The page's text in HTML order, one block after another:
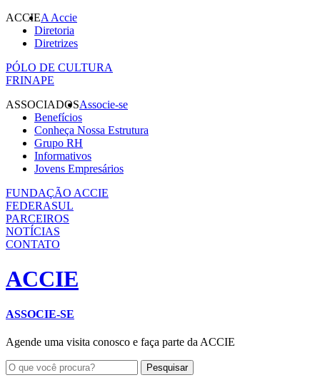
ACCIEA Accie
Diretoria
Diretrizes
PÓLO DE CULTURA
FRINAPE
ASSOCIADOSAssocie-se
Benefícios
Conheça Nossa Estrutura
Grupo RH
Informativos
Jovens Empresários
FUNDAÇÃO ACCIE
FEDERASUL
PARCEIROS
NOTÍCIAS
CONTATO
ACCIE
ASSOCIE-SE
Agende uma visita conosco e faça parte da ACCIE